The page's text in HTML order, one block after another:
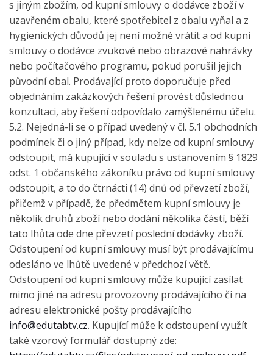
s jiným zbožím, od kupní smlouvy o dodávce zboží v
uzavřeném obalu, které spotřebitel z obalu vyňal a z
hygienických důvodů jej není možné vrátit a od kupní
smlouvy o dodávce zvukové nebo obrazové nahrávky
nebo počítačového programu, pokud porušil jejich
původní obal. Prodávající proto doporučuje před
objednáním zakázkových řešení provést důslednou
konzultaci, aby řešení odpovídalo zamýšlenému účelu.
5.2. Nejedná-li se o případ uvedený v čl. 5.1 obchodních
podmínek či o jiný případ, kdy nelze od kupní smlouvy
odstoupit, má kupující v souladu s ustanovením § 1829
odst. 1 občanského zákoníku právo od kupní smlouvy
odstoupit, a to do čtrnácti (14) dnů od převzetí zboží,
přičemž v případě, že předmětem kupní smlouvy je
několik druhů zboží nebo dodání několika částí, běží
tato lhůta ode dne převzetí poslední dodávky zboží.
Odstoupení od kupní smlouvy musí být prodávajícímu
odesláno ve lhůtě uvedené v předchozí větě.
Odstoupení od kupní smlouvy může kupující zasílat
mimo jiné na adresu provozovny prodávajícího či na
adresu elektronické pošty prodávajícího
info@edutabtv.cz. Kupující může k odstoupení využít
také vzorový formulář dostupný zde: